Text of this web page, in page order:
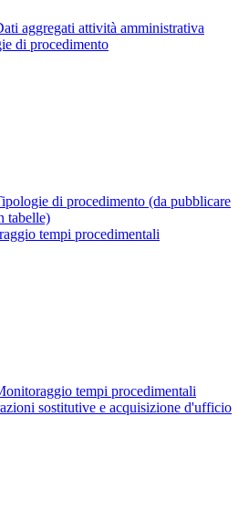
aggregati attività amministrativa
di procedimento
di procedimento (da pubblicare
tabelle)
tempi procedimentali
tempi procedimentali
sostitutive e acquisizione d'ufficio